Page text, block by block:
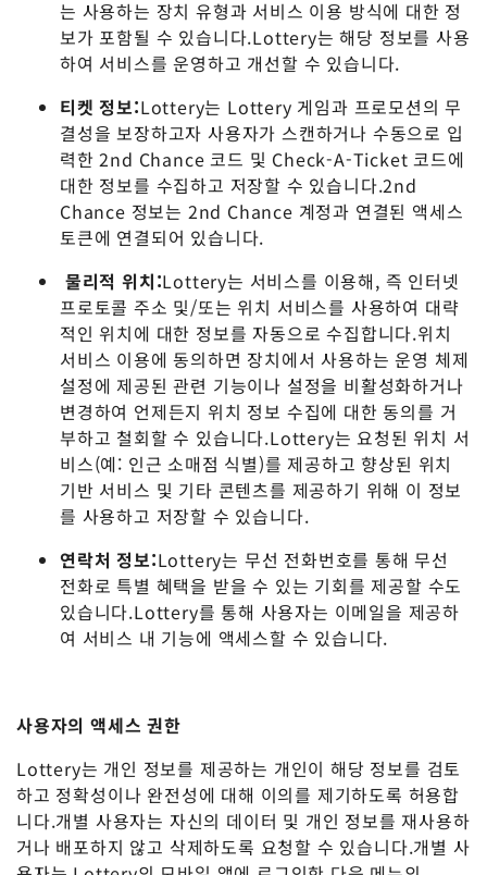
는 사용하는 장치 유형과 서비스 이용 방식에 대한 정
보가 포함될 수 있습니다.Lottery는 해당 정보를 사용
하여 서비스를 운영하고 개선할 수 있습니다.
티켓 정보:Lottery는 Lottery 게임과 프로모션의 무
결성을 보장하고자 사용자가 스캔하거나 수동으로 입
력한 2nd Chance 코드 및 Check-A-Ticket 코드에
대한 정보를 수집하고 저장할 수 있습니다.2nd
Chance 정보는 2nd Chance 계정과 연결된 액세스
토큰에 연결되어 있습니다.
물리적 위치:Lottery는 서비스를 이용해, 즉 인터넷
프로토콜 주소 및/또는 위치 서비스를 사용하여 대략
적인 위치에 대한 정보를 자동으로 수집합니다.위치
서비스 이용에 동의하면 장치에서 사용하는 운영 체제
설정에 제공된 관련 기능이나 설정을 비활성화하거나
변경하여 언제든지 위치 정보 수집에 대한 동의를 거
부하고 철회할 수 있습니다.Lottery는 요청된 위치 서
비스(예: 인근 소매점 식별)를 제공하고 향상된 위치
기반 서비스 및 기타 콘텐츠를 제공하기 위해 이 정보
를 사용하고 저장할 수 있습니다.
연락처 정보:Lottery는 무선 전화번호를 통해 무선
전화로 특별 혜택을 받을 수 있는 기회를 제공할 수도
있습니다.Lottery를 통해 사용자는 이메일을 제공하
여 서비스 내 기능에 액세스할 수 있습니다.
사용자의 액세스 권한
Lottery는 개인 정보를 제공하는 개인이 해당 정보를 검토
하고 정확성이나 완전성에 대해 이의를 제기하도록 허용합
니다.개별 사용자는 자신의 데이터 및 개인 정보를 재사용하
거나 배포하지 않고 삭제하도록 요청할 수 있습니다.개별 사